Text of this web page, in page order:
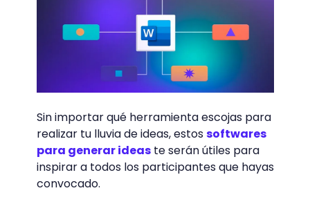
Sin importar qué herramienta escojas para
realizar tu lluvia de ideas, estossoftwares
para generar ideaste serán útiles para
inspirar a todos los participantes que hayas
convocado.